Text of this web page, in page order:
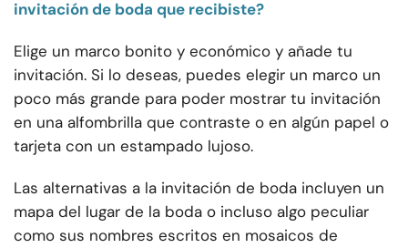
invitación de boda que recibiste?
Elige un marco bonito y económico y añade tu
invitación. Si lo deseas, puedes elegir un marco un
poco más grande para poder mostrar tu invitación
en una alfombrilla que contraste o en algún papel o
tarjeta con un estampado lujoso.
Las alternativas a la invitación de boda incluyen un
mapa del lugar de la boda o incluso algo peculiar
como sus nombres escritos en mosaicos de